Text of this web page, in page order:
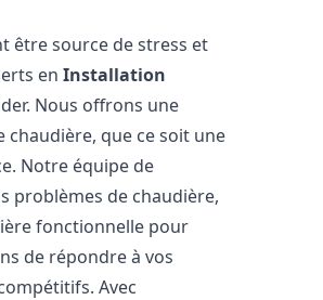
être source de stress et
enInstallation
Nous offrons une
que ce soit une
Notre équipe de
problèmes de chaudière,
fonctionnelle pour
de répondre à vos
Avec